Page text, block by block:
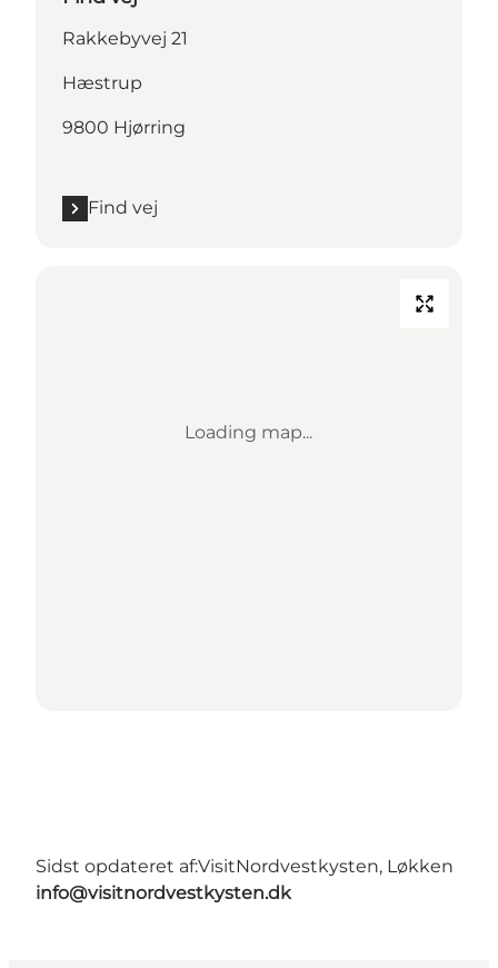
Rakkebyvej 21
Hæstrup
9800 Hjørring
Find vej
Loading map...
Sidst opdateret af:VisitNordvestkysten, Løkken
info@visitnordvestkysten.dk